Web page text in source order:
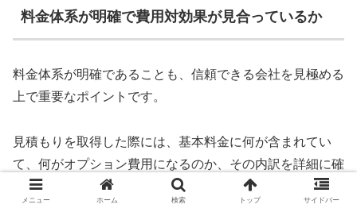
料金体系が明確で費用対効果が見合っているか
料金体系が明確であることも、信頼できる会社を見極める
上で重要なポイントです。
見積もりを取得した際には、基本料金に何が含まれてい
て、何がオプション費用になるのか、その内訳を詳細に確
認しましょう。
メニュー ホーム 検索 トップ サイドバー